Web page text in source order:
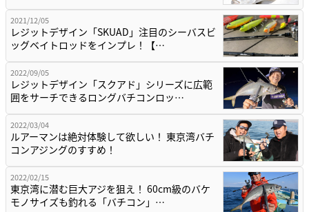
2021/12/05
レジットデザイン「SKUAD」注目のシーバスビ
ッグベイトロッドをインプレ！【…
2022/09/05
レジットデザイン「スクアド」シリーズに広範
囲をサーチできるロングバチコンロッ…
2022/03/04
ルアーマンは絶対体験して欲しい！ 東京湾バチ
コンアジングのすすめ！
2022/02/15
東京湾に潜む巨大アジを狙え！ 60cm級のバケ
モノサイズも釣れる「バチコン」…